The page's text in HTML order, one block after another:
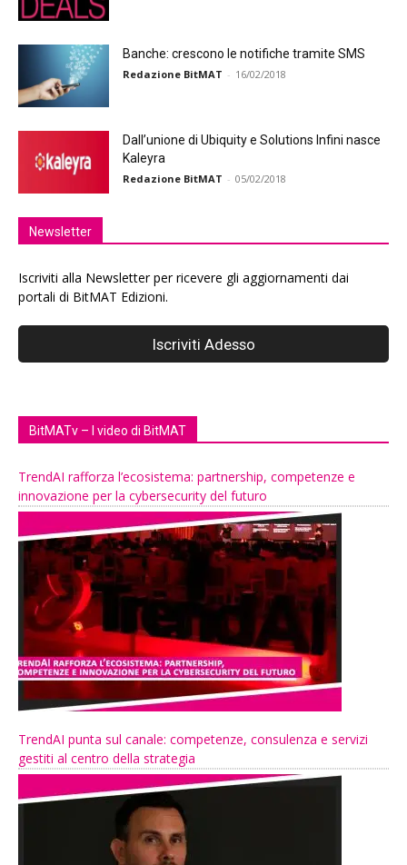
Banche: crescono le notifiche tramite SMS
Redazione BitMAT - 16/02/2018
Dall’unione di Ubiquity e Solutions Infini nasce
Kaleyra
Redazione BitMAT - 05/02/2018
Newsletter
Iscriviti alla Newsletter per ricevere gli aggiornamenti dai
portali di BitMAT Edizioni.
BitMATv – I video di BitMAT
TrendAI rafforza l’ecosistema: partnership, competenze e
innovazione per la cybersecurity del futuro
TrendAI punta sul canale: competenze, consulenza e servizi
gestiti al centro della strategia